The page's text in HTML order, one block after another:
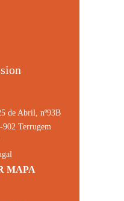
de Abril, nº93B
902 Terrugem
MAPA